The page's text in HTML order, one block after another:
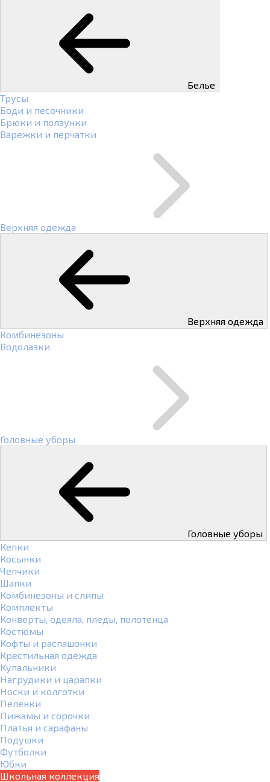
Белье
Трусы
Боди и песочники
Брюки и ползунки
Варежки и перчатки
Верхняя одежда
Верхняя одежда
Комбинезоны
Водолазки
Головные уборы
Головные уборы
Кепки
Косынки
Чепчики
Шапки
Комбинезоны и слипы
Комплекты
Конверты, одеяла, пледы, полотенца
Костюмы
Кофты и распашонки
Крестильная одежда
Купальники
Нагрудики и царапки
Носки и колготки
Пеленки
Пижамы и сорочки
Платья и сарафаны
Подушки
Футболки
Юбки
Школьная коллекция